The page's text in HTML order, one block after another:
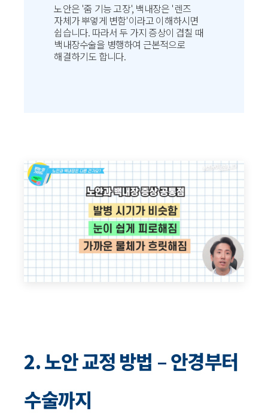
노안은 '줌 기능 고장', 백내장은 '렌즈
자체가 뿌옇게 변함'이라고 이해하시면
쉽습니다. 따라서 두 가지 증상이 겹칠 때
백내장수술을 병행하여 근본적으로
해결하기도 합니다.
2. 노안 교정 방법 – 안경부터
수술까지